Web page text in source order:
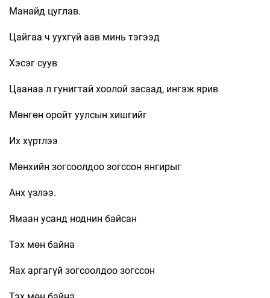
Манайд цуглав.
Цайгаа ч уухгүй аав минь тэгээд
Хэсэг суув
Цаанаа л гунигтай хоолой засаад, ингэж ярив
Мөнгөн оройт уулсын хишгийг
Их хүртлээ
Мөнхийн зогсоолдоо зогссон янгирыг
Анх үзлээ.
Ямаан усанд ноднин байсан
Тэх мөн байна
Яах аргагүй зогсоолдоо зогссон